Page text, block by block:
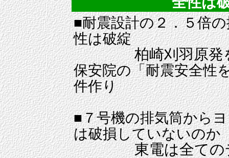
■耐震設計の２．５倍
性は破綻
柏崎刈羽原発
保安院の「耐震安全性
件作り
■７号機の排気筒から
は破損していないのか
東電は全ての